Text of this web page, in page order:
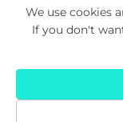
We use cookies
If you don't